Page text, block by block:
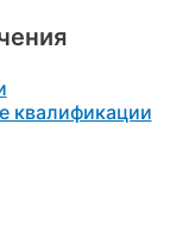
квалификации